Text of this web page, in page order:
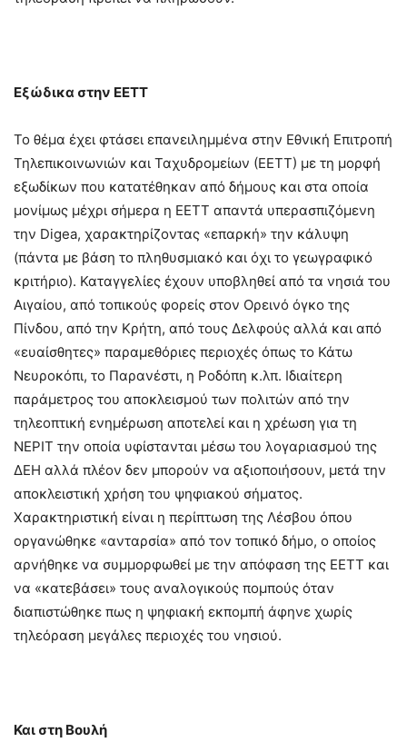
Εξώδικα στην ΕΕΤΤ
Το θέμα έχει φτάσει επανειλημμένα στην Εθνική Επιτροπή
Τηλεπικοινωνιών και Ταχυδρομείων (ΕΕΤΤ) με τη μορφή
εξωδίκων που κατατέθηκαν από δήμους και στα οποία
μονίμως μέχρι σήμερα η ΕΕΤΤ απαντά υπερασπιζόμενη
την Digea, χαρακτηρίζοντας «επαρκή» την κάλυψη
(πάντα με βάση το πληθυσμιακό και όχι το γεωγραφικό
κριτήριο). Καταγγελίες έχουν υποβληθεί από τα νησιά του
Αιγαίου, από τοπικούς φορείς στον Ορεινό όγκο της
Πίνδου, από την Κρήτη, από τους Δελφούς αλλά και από
«ευαίσθητες» παραμεθόριες περιοχές όπως το Κάτω
Νευροκόπι, το Παρανέστι, η Ροδόπη κ.λπ. Ιδιαίτερη
παράμετρος του αποκλεισμού των πολιτών από την
τηλεοπτική ενημέρωση αποτελεί και η χρέωση για τη
ΝΕΡΙΤ την οποία υφίστανται μέσω του λογαριασμού της
ΔΕΗ αλλά πλέον δεν μπορούν να αξιοποιήσουν, μετά την
αποκλειστική χρήση του ψηφιακού σήματος.
Χαρακτηριστική είναι η περίπτωση της Λέσβου όπου
οργανώθηκε «ανταρσία» από τον τοπικό δήμο, ο οποίος
αρνήθηκε να συμμορφωθεί με την απόφαση της ΕΕΤΤ και
να «κατεβάσει» τους αναλογικούς πομπούς όταν
διαπιστώθηκε πως η ψηφιακή εκπομπή άφηνε χωρίς
τηλεόραση μεγάλες περιοχές του νησιού.
Και στη Βουλή